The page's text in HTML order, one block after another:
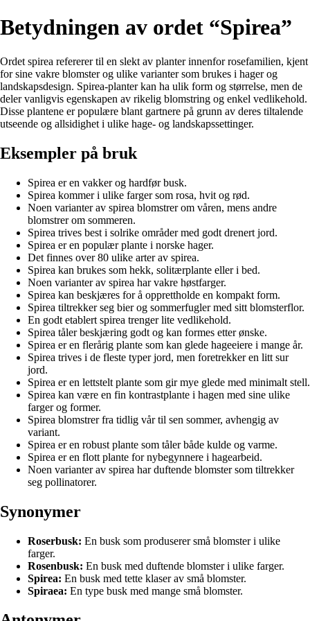
Betydningen av ordet “Spirea”
Ordet spirea refererer til en slekt av planter innenfor rosefamilien, kjent
for sine vakre blomster og ulike varianter som brukes i hager og
landskapsdesign. Spirea-planter kan ha ulik form og størrelse, men de
deler vanligvis egenskapen av rikelig blomstring og enkel vedlikehold.
Disse plantene er populære blant gartnere på grunn av deres tiltalende
utseende og allsidighet i ulike hage- og landskapssettinger.
Eksempler på bruk
Spirea er en vakker og hardfør busk.
Spirea kommer i ulike farger som rosa, hvit og rød.
Noen varianter av spirea blomstrer om våren, mens andre
blomstrer om sommeren.
Spirea trives best i solrike områder med godt drenert jord.
Spirea er en populær plante i norske hager.
Det finnes over 80 ulike arter av spirea.
Spirea kan brukes som hekk, solitærplante eller i bed.
Noen varianter av spirea har vakre høstfarger.
Spirea kan beskjæres for å opprettholde en kompakt form.
Spirea tiltrekker seg bier og sommerfugler med sitt blomsterflor.
En godt etablert spirea trenger lite vedlikehold.
Spirea tåler beskjæring godt og kan formes etter ønske.
Spirea er en flerårig plante som kan glede hageeiere i mange år.
Spirea trives i de fleste typer jord, men foretrekker en litt sur
jord.
Spirea er en lettstelt plante som gir mye glede med minimalt stell.
Spirea kan være en fin kontrastplante i hagen med sine ulike
farger og former.
Spirea blomstrer fra tidlig vår til sen sommer, avhengig av
variant.
Spirea er en robust plante som tåler både kulde og varme.
Spirea er en flott plante for nybegynnere i hagearbeid.
Noen varianter av spirea har duftende blomster som tiltrekker
seg pollinatorer.
Synonymer
Roserbusk: En busk som produserer små blomster i ulike
farger.
Rosenbusk: En busk med duftende blomster i ulike farger.
Spirea: En busk med tette klaser av små blomster.
Spiraea: En type busk med mange små blomster.